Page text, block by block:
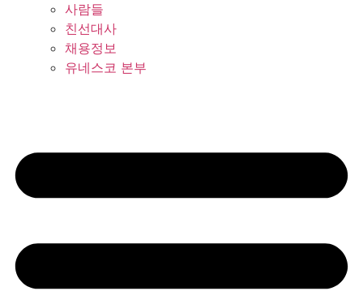
사람들
친선대사
채용정보
유네스코 본부